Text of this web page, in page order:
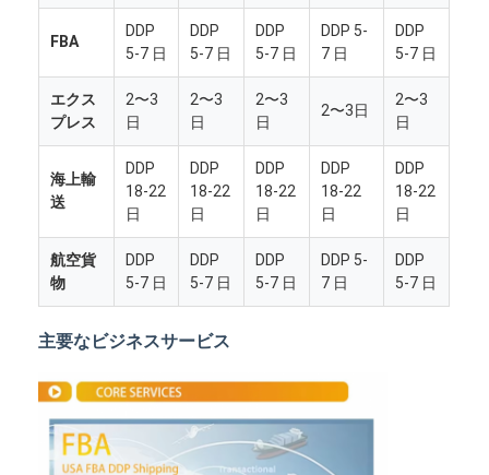
FBA
DDP
5-7 日
DDP
5-7 日
DDP
5-7 日
DDP 5-
7 日
DDP
5-7 日
エクス
プレス
2〜3
日
2〜3
日
2〜3
日
2〜3日
2〜3
日
海上輸
送
DDP
18-22
日
DDP
18-22
日
DDP
18-22
日
DDP
18-22
日
DDP
18-22
日
航空貨
物
DDP
5-7 日
DDP
5-7 日
DDP
5-7 日
DDP 5-
7 日
DDP
5-7 日
主要なビジネスサービス